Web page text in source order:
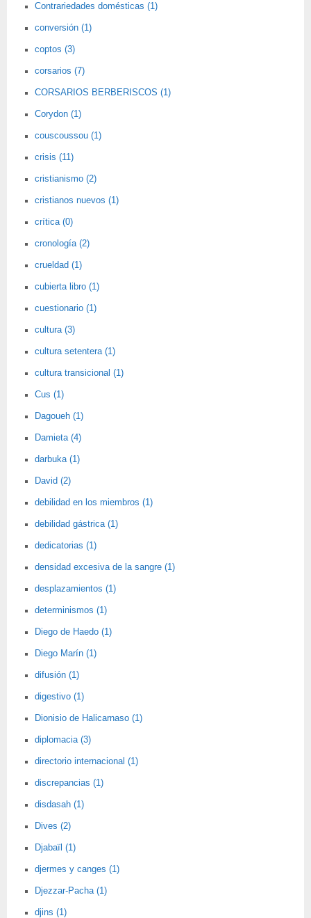
Contrariedades domésticas (1)
conversión (1)
coptos (3)
corsarios (7)
CORSARIOS BERBERISCOS (1)
Corydon (1)
couscoussou (1)
crisis (11)
cristianismo (2)
cristianos nuevos (1)
crítica (0)
cronología (2)
crueldad (1)
cubierta libro (1)
cuestionario (1)
cultura (3)
cultura setentera (1)
cultura transicional (1)
Cus (1)
Dagoueh (1)
Damieta (4)
darbuka (1)
David (2)
debilidad en los miembros (1)
debilidad gástrica (1)
dedicatorias (1)
densidad excesiva de la sangre (1)
desplazamientos (1)
determinismos (1)
Diego de Haedo (1)
Diego Marín (1)
difusión (1)
digestivo (1)
Dionisio de Halicarnaso (1)
diplomacia (3)
directorio internacional (1)
discrepancias (1)
disdasah (1)
Dives (2)
Djabaïl (1)
djermes y canges (1)
Djezzar-Pacha (1)
djins (1)